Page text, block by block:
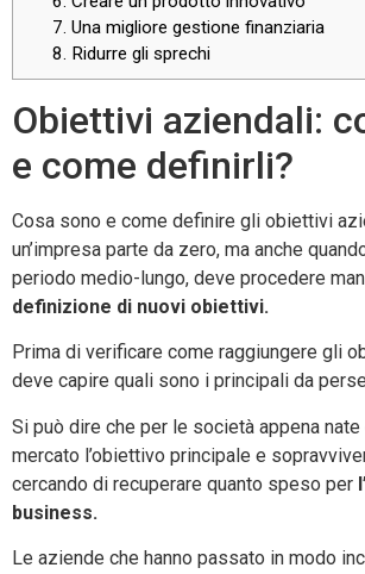
7. Una migliore gestione finanziaria
8. Ridurre gli sprechi
Obiettivi aziendali:
e come definirli?
Cosa sono e come definire gli obiettivi
un’impresa parte da zero, ma anche
periodo medio-lungo, deve procedere
definizione di nuovi obiettivi.
Prima di verificare come raggiungere gli
deve capire quali sono i principali da
Si può dire che per le società appena
mercato l’obiettivo principale e
cercando di recuperare quanto speso per
business.
Le aziende che hanno passato in modo